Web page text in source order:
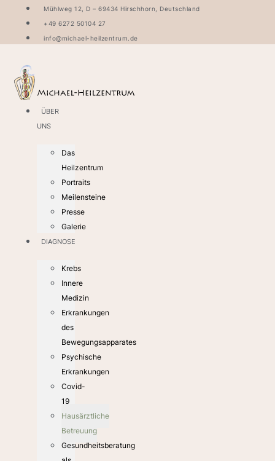
wechseln
Mühlweg 12, D – 69434 Hirschhorn, Deutschland
+49 6272 50104 27
info@michael-heilzentrum.de
ÜBER
UNS
Das
Heilzentrum
Portraits
Meilensteine
Presse
Galerie
DIAGNOSE
Krebs
Innere
Medizin
Erkrankungen
des
Bewegungsapparates
Psychische
Erkrankungen
Covid-
19
Hausärztliche
Betreuung
Gesundheitsberatung